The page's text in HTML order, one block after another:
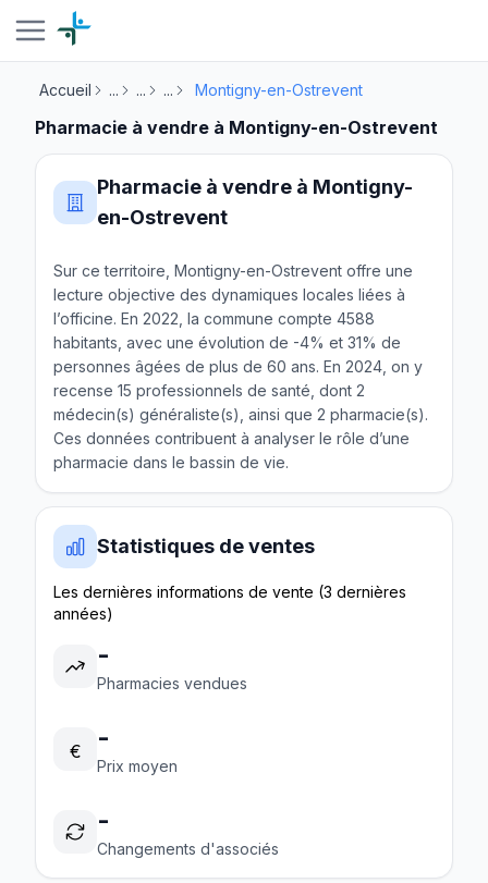
Accueil ... ... ... Montigny-en-Ostrevent
Pharmacie à vendre à Montigny-en-Ostrevent
Pharmacie à vendre à Montigny-
en-Ostrevent
Sur ce territoire, Montigny-en-Ostrevent offre une
lecture objective des dynamiques locales liées à
l’officine. En 2022, la commune compte 4588
habitants, avec une évolution de -4% et 31% de
personnes âgées de plus de 60 ans. En 2024, on y
recense 15 professionnels de santé, dont 2
médecin(s) généraliste(s), ainsi que 2 pharmacie(s).
Ces données contribuent à analyser le rôle d’une
pharmacie dans le bassin de vie.
Statistiques de ventes
Les dernières informations de vente (3 dernières
années)
-
Pharmacies vendues
€ -
Prix moyen
-
Changements d'associés